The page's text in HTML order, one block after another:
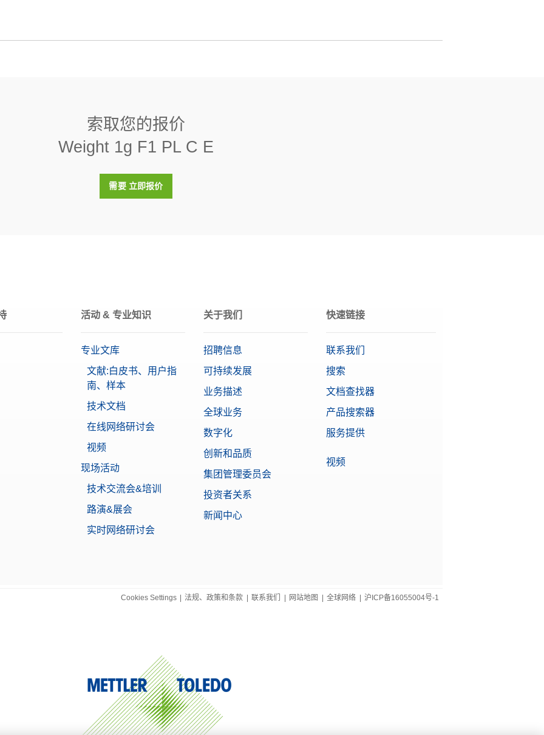
304不锈钢
索取您的报价
Weight 1g F1 PL C E
需要 立即报价
活动 & 专业知识
专业文库
文献:白皮书、用户指
南、样本
技术文档
在线网络研讨会
视频
现场活动
技术交流会&培训
路演&展会
实时网络研讨会
关于我们
招聘信息
可持续发展
业务描述
全球业务
数字化
创新和品质
集团管理委员会
投资者关系
新闻中心
快速链接
联系我们
搜索
文档查找器
产品搜索器
服务提供
视频
Cookies Settings 法规、政策和条款 联系我们 网站地图 全球网络 沪ICP备16055004号-1